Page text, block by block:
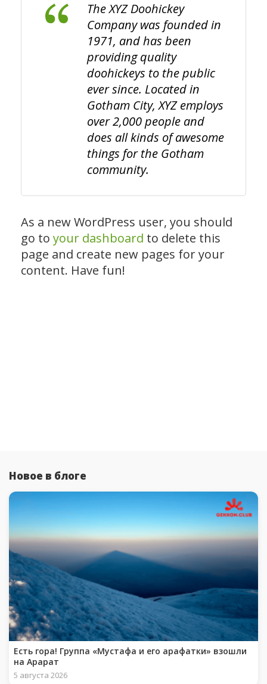
The XYZ Doohickey
Company was founded in
1971, and has been
providing quality
doohickeys to the public
ever since. Located in
Gotham City, XYZ employs
over 2,000 people and
does all kinds of awesome
things for the Gotham
community.
As a new WordPress user, you should
go to your dashboard to delete this
page and create new pages for your
content. Have fun!
Новое в блоге
Есть гора! Группа «Мустафа и его арафатки» взошли
на Арарат
5 августа 2026